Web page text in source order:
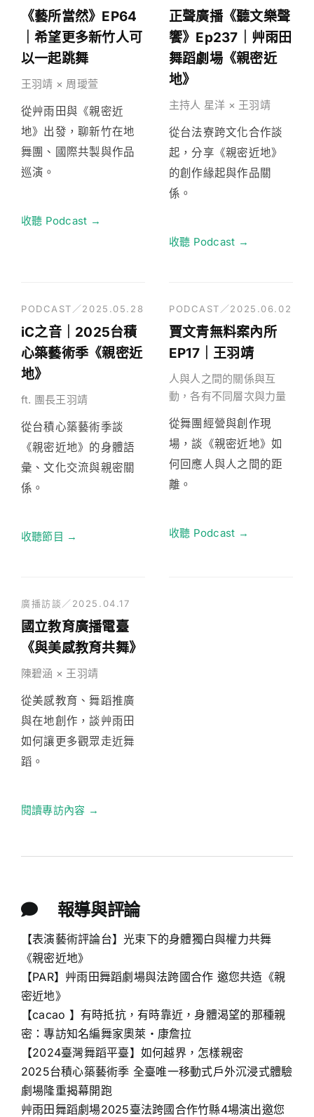
《藝所當然》EP64
｜希望更多新竹人可
以一起跳舞
王羽靖 × 周璦萱
從艸雨田與《親密近
地》出發，聊新竹在地
舞團、國際共製與作品
巡演。
收聽 Podcast →
正聲廣播《聽文樂聲
饗》Ep237｜艸雨田
舞蹈劇場《親密近
地》
主持人 星洋 × 王羽靖
從台法寮跨文化合作談
起，分享《親密近地》
的創作緣起與作品關
係。
收聽 Podcast →
PODCAST／2025.05.28
iC之音｜2025台積
心築藝術季《親密近
地》
ft. 團長王羽靖
從台積心築藝術季談
《親密近地》的身體語
彙、文化交流與親密關
係。
收聽節目 →
PODCAST／2025.06.02
賈文青無料案內所
EP17｜王羽靖
人與人之間的關係與互
動，各有不同層次與力量
從舞團經營與創作現
場，談《親密近地》如
何回應人與人之間的距
離。
收聽 Podcast →
廣播訪談／2025.04.17
國立教育廣播電臺
《與美感教育共舞》
陳碧涵 × 王羽靖
從美感教育、舞蹈推廣
與在地創作，談艸雨田
如何讓更多觀眾走近舞
蹈。
閱讀專訪內容 →
報導與評論
【表演藝術評論台】光束下的身體獨白與權力共舞
《親密近地》
【PAR】艸雨田舞蹈劇場與法跨國合作 邀您共造《親
密近地》
【cacao 】有時抵抗，有時靠近，身體渴望的那種親
密：專訪知名編舞家奧萊・康詹拉
【2024臺灣舞蹈平臺】如何越界，怎樣親密
2025台積心築藝術季 全臺唯一移動式戶外沉浸式體驗
劇場隆重揭幕開跑
艸雨田舞蹈劇場2025臺法跨國合作竹縣4場演出邀您